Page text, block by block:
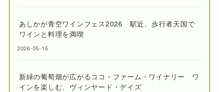
あしかが青空ワインフェス2026 駅近、歩行者天国で
ワインと料理を満喫
2026-05-15
新緑の葡萄畑が広がるココ・ファーム・ワイナリー ワ
インを楽しむ、ヴィンヤード・デイズ